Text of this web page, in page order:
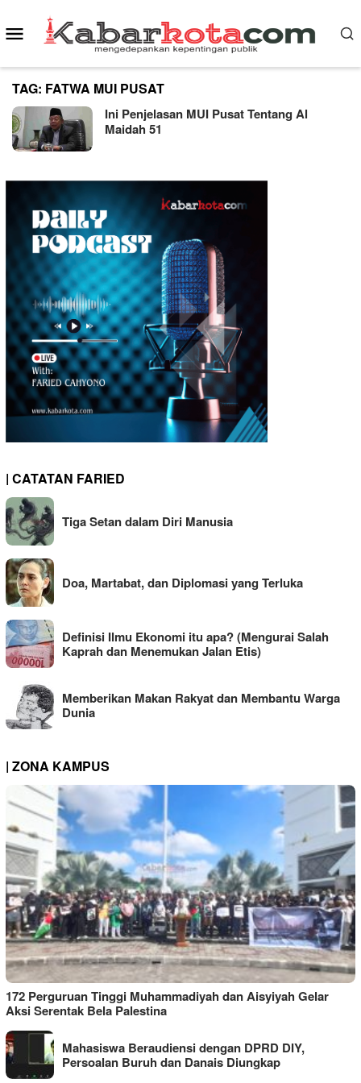
to
Mobile
TAG: FATWA MUI PUSAT
Ini Penjelasan MUI Pusat Tentang Al
Maidah 51
| CATATAN FARIED
Tiga Setan dalam Diri Manusia
Doa, Martabat, dan Diplomasi yang Terluka
Definisi Ilmu Ekonomi itu apa? (Mengurai Salah
Kaprah dan Menemukan Jalan Etis)
Memberikan Makan Rakyat dan Membantu Warga
Dunia
| ZONA KAMPUS
172 Perguruan Tinggi Muhammadiyah dan Aisyiyah Gelar
Aksi Serentak Bela Palestina
Mahasiswa Beraudiensi dengan DPRD DIY,
Persoalan Buruh dan Danais Diungkap